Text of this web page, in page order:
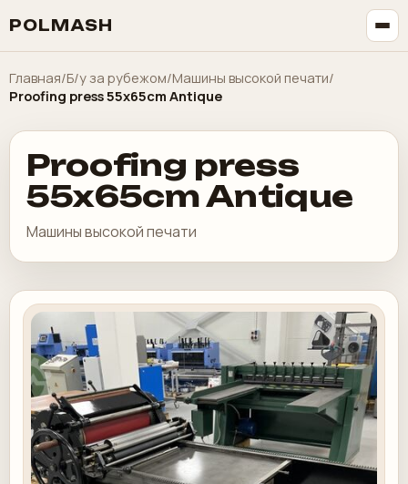
POLMASH
Главная/Б/у за рубежом/Машины высокой печати/
Proofing press 55x65cm Antique
Proofing press
55x65cm Antique
Машины высокой печати